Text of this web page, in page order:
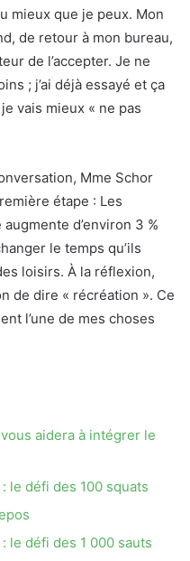
mieux que je peux. Mon
de retour à mon bureau,
de l’accepter. Je ne
; j’ai déjà essayé et ça
vais mieux « ne pas
Mme Schor
étape : Les
d’environ 3 %
le temps qu’ils
loisirs. À la réflexion,
de dire « récréation ». Ce
l’une de mes choses
aidera à intégrer le
le défi des 100 squats
le défi des 1 000 sauts